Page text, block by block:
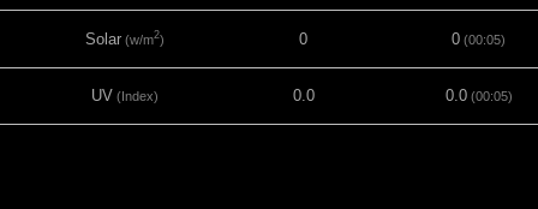
Solar(w/m2) 0 0 (00:05)
UV (Index) 0.0 0.0(00:05)